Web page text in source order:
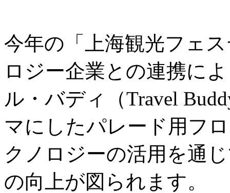
今年の「上海観光フェ
ロジー企業との連携に
ル・バディ（Travel
マにしたパレード用フ
クノロジーの活用を通
の向上が図られます。